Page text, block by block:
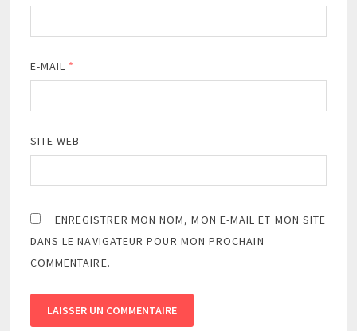
E-MAIL *
SITE WEB
ENREGISTRER MON NOM, MON E-MAIL ET MON SITE
DANS LE NAVIGATEUR POUR MON PROCHAIN
COMMENTAIRE.